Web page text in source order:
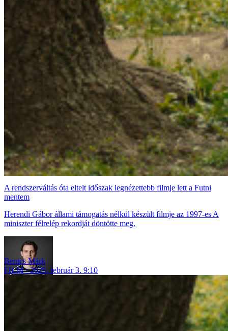
A rendszerváltás óta eltelt időszak legnézettebb filmje lett a Futni
mentem
Herendi Gábor állami támogatás nélkül készült filmje az 1997-es A
miniszter félrelép rekordját döntötte meg.
Benics Márk
FILM
2025. február 3. 9:10